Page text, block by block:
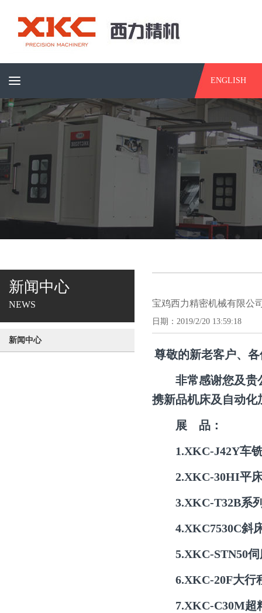
ENGLISH
新闻中心
NEWS
新闻中心
宝鸡西力精密机械有限公
日期：2019/2/20 13:59:18
尊敬的新老客户、
非常感谢您及贵
携新品机床及自动化
展 品：
1.XKC-J42Y车
2.XKC-30HI平
3.XKC-T32B系
4.XKC7530C斜
5.XKC-STN50
6.XKC-20F大行
7.XKC-C30M超